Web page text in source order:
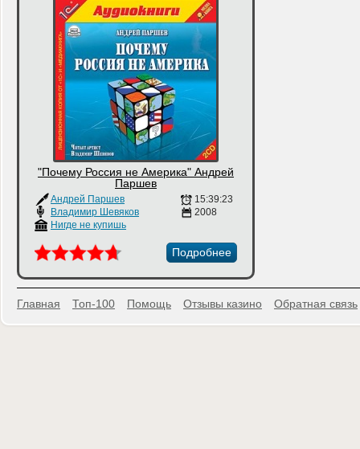
"Почему Россия не Америка" Андрей
Паршев
Андрей Паршев
Владимир Шевяков
Нигде не купишь
15:39:23
2008
Подробнее
Главная Топ-100 Помощь Отзывы казино Обратная связь